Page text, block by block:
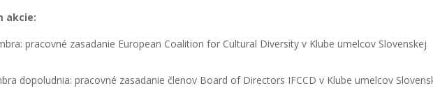
akcie:
pra­cov­né zasa­da­nie Euro­pe­an Coali­ti­on for Cul­tu­ral Diver­si­ty v Klu­be umel­cov Slo­ven­skej
dopo­lud­nia: pra­cov­né zasa­da­nie čle­nov Board of Direc­tors IFCCD v Klu­be umel­cov